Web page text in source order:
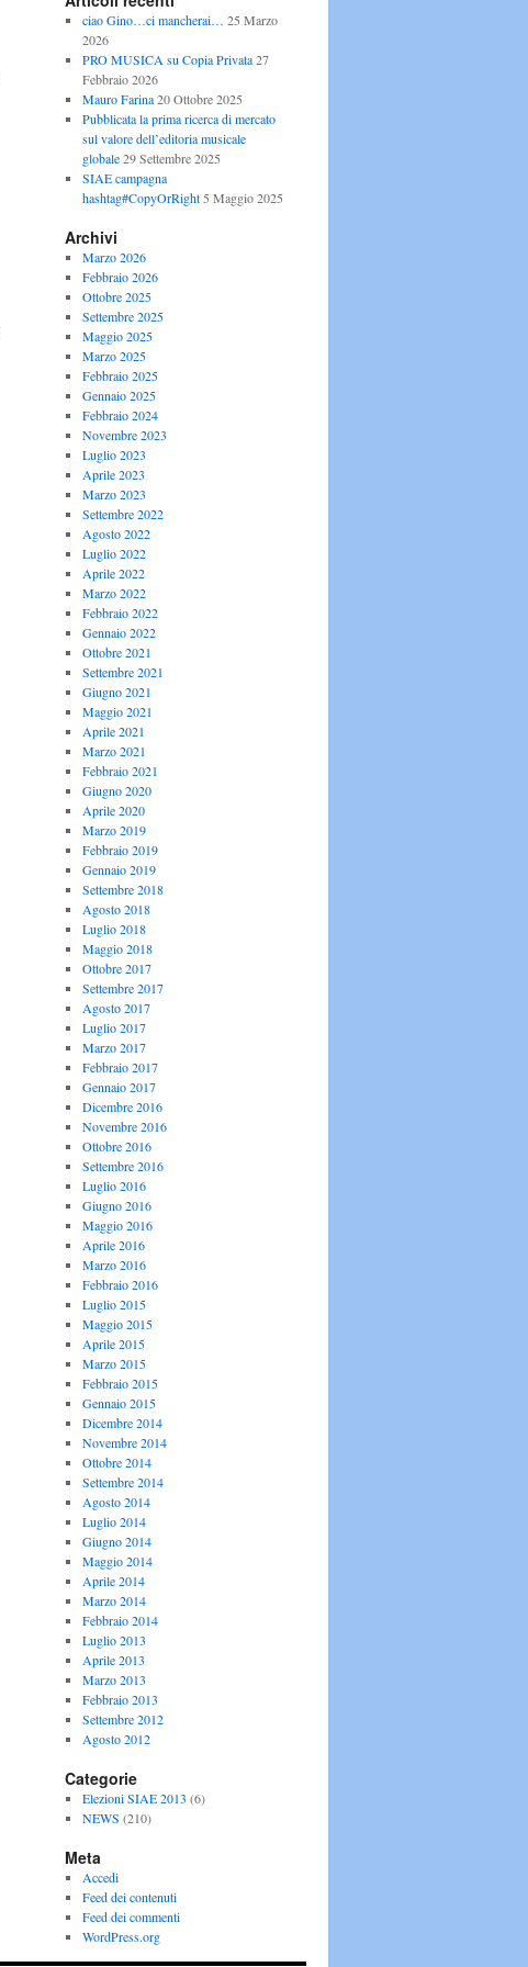
ciao Gino…ci mancherai… 25 Marzo
2026
PRO MUSICA su Copia Privata 27
Febbraio 2026
Mauro Farina 20 Ottobre 2025
Pubblicata la prima ricerca di mercato
sul valore dell’editoria musicale
globale 29 Settembre 2025
SIAE campagna
hashtag#CopyOrRight 5 Maggio 2025
Archivi
Marzo 2026
Febbraio 2026
Ottobre 2025
Settembre 2025
Maggio 2025
Marzo 2025
Febbraio 2025
Gennaio 2025
Febbraio 2024
Novembre 2023
Luglio 2023
Aprile 2023
Marzo 2023
Settembre 2022
Agosto 2022
Luglio 2022
Aprile 2022
Marzo 2022
Febbraio 2022
Gennaio 2022
Ottobre 2021
Settembre 2021
Giugno 2021
Maggio 2021
Aprile 2021
Marzo 2021
Febbraio 2021
Giugno 2020
Aprile 2020
Marzo 2019
Febbraio 2019
Gennaio 2019
Settembre 2018
Agosto 2018
Luglio 2018
Maggio 2018
Ottobre 2017
Settembre 2017
Agosto 2017
Luglio 2017
Marzo 2017
Febbraio 2017
Gennaio 2017
Dicembre 2016
Novembre 2016
Ottobre 2016
Settembre 2016
Luglio 2016
Giugno 2016
Maggio 2016
Aprile 2016
Marzo 2016
Febbraio 2016
Luglio 2015
Maggio 2015
Aprile 2015
Marzo 2015
Febbraio 2015
Gennaio 2015
Dicembre 2014
Novembre 2014
Ottobre 2014
Settembre 2014
Agosto 2014
Luglio 2014
Giugno 2014
Maggio 2014
Aprile 2014
Marzo 2014
Febbraio 2014
Luglio 2013
Aprile 2013
Marzo 2013
Febbraio 2013
Settembre 2012
Agosto 2012
Categorie
Elezioni SIAE 2013 (6)
NEWS (210)
Meta
Accedi
Feed dei contenuti
Feed dei commenti
WordPress.org